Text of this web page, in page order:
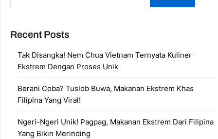
Recent Posts
Tak Disangka! Nem Chua Vietnam Ternyata Kuliner
Ekstrem Dengan Proses Unik
Berani Coba? Tuslob Buwa, Makanan Ekstrem Khas
Filipina Yang Viral!
Ngeri-Ngeri Unik! Pagpag, Makanan Ekstrem Dari Filipina
Yang Bikin Merinding